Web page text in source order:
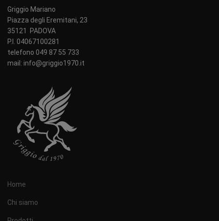
Griggio Mariano
Piazza degli Eremitani, 23
35121 PADOVA
P.I. 04067100281
telefono 049 87 55 733
mail: info@griggio1970.it
Home
Chi siamo